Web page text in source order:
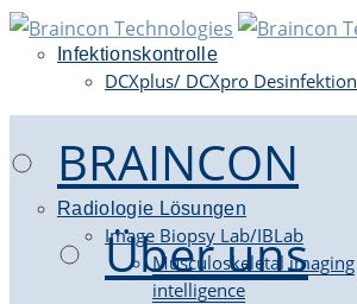
Infektionskontrolle
DCXplus/ DCXpro Desinfektion
Radiologie Lösungen
Image Biopsy Lab/IBLab
Musculoskeletal imaging
intelligence
BRAINCON
Über uns